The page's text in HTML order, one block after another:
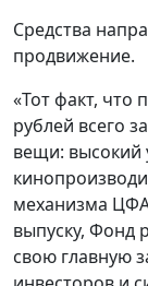
Средства
продвижение.
«Тот факт, что
рублей всего
вещи: высокий
механизма
выпуску, Фонд
свою главную